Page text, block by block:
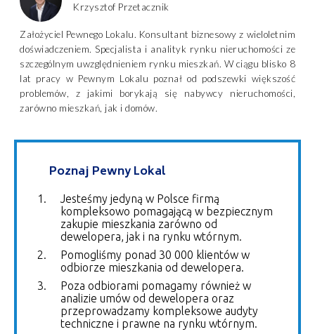
Krzysztof Przetacznik
Założyciel Pewnego Lokalu. Konsultant biznesowy z wieloletnim
doświadczeniem. Specjalista i analityk rynku nieruchomości ze
szczególnym uwzględnieniem rynku mieszkań. W ciągu blisko 8
lat pracy w Pewnym Lokalu poznał od podszewki większość
problemów, z jakimi borykają się nabywcy nieruchomości,
zarówno mieszkań, jak i domów.
Poznaj Pewny Lokal
Jesteśmy jedyną w Polsce firmą
kompleksowo pomagającą w bezpiecznym
zakupie mieszkania zarówno od
dewelopera, jak i na rynku wtórnym.
Pomogliśmy ponad 30 000 klientów w
odbiorze mieszkania od dewelopera.
Poza odbiorami pomagamy również w
analizie umów od dewelopera oraz
przeprowadzamy kompleksowe audyty
techniczne i prawne na rynku wtórnym.